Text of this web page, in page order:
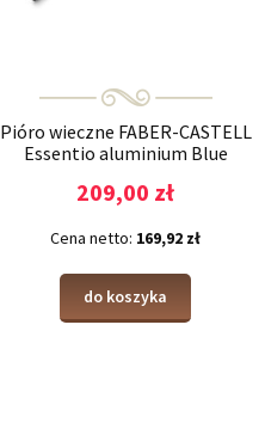
Pióro wieczne FABER-CASTELL
Essentio aluminium Blue
209,00 zł
Cena netto: 169,92 zł
do koszyka